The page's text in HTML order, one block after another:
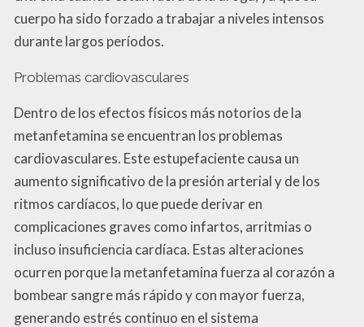
cuerpo ha sido forzado a trabajar a niveles intensos
durante largos períodos.
Problemas cardiovasculares
Dentro de los efectos físicos más notorios de la
metanfetamina se encuentran los problemas
cardiovasculares. Este estupefaciente causa un
aumento significativo de la presión arterial y de los
ritmos cardíacos, lo que puede derivar en
complicaciones graves como infartos, arritmias o
incluso insuficiencia cardíaca. Estas alteraciones
ocurren porque la metanfetamina fuerza al corazón a
bombear sangre más rápido y con mayor fuerza,
generando estrés continuo en el sistema